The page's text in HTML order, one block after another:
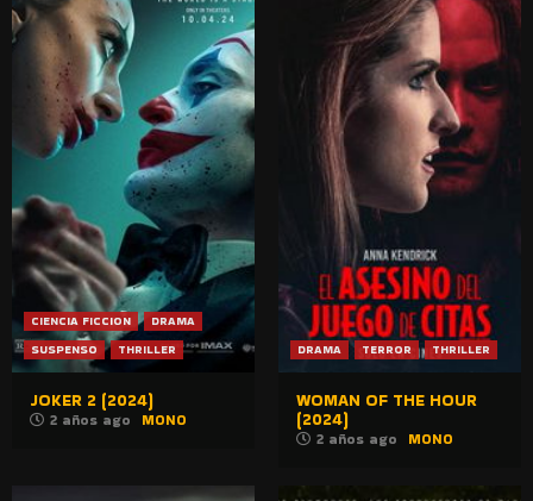
CIENCIA FICCION
DRAMA
SUSPENSO
THRILLER
JOKER 2 (2024)
2 años ago MONO
DRAMA TERROR THRILLER
WOMAN OF THE HOUR
(2024)
2 años ago MONO